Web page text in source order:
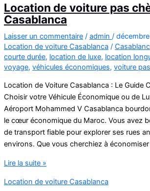
Location de voiture pas
Casablanca
Laisser un commentaire / admin /
Location de voiture Casablanca /
courte durée, location de luxe, location
voyage, véhicules économiques, voiture
Location de Voiture Casablanca : Le Guide
Choisir votre Véhicule Économique ou de
Aéroport Mohammed V Casablanca
le cœur économique du Maroc. Vous avez
de transport fiable pour explorer ses rues
environs. Que vous cherchiez à
Location
voiture
Lire la suite »
Location de voiture Casablanca